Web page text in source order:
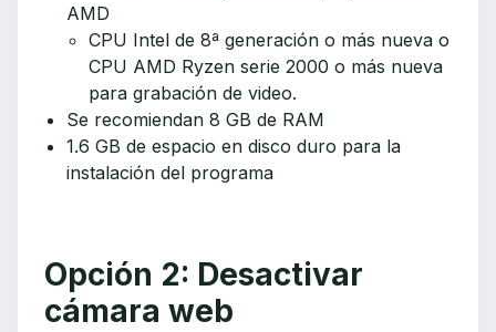
AMD
CPU Intel de 8ª generación o más nueva o
CPU AMD Ryzen serie 2000 o más nueva
para grabación de video.
Se recomiendan 8 GB de RAM
1.6 GB de espacio en disco duro para la
instalación del programa
Opción 2: Desactivar
cámara web